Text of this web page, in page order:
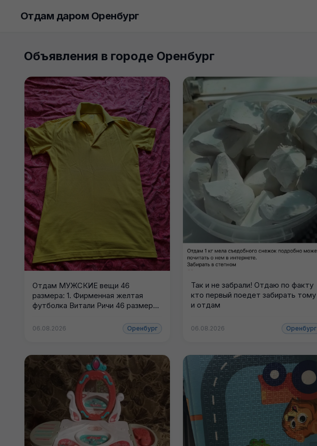
Отдам даром Оренбург
Объявления в городе Оренбург
Отдам МУЖСКИЕ вещи 46
размера: 1. Фирменная желтая
футболка Витали Ричи 46 размера,
06.08.2026 Оренбург
Так и не забрали! Отдаю по факту
кто первый поедет забирать тому
и отдам
06.08.2026 Оренбург